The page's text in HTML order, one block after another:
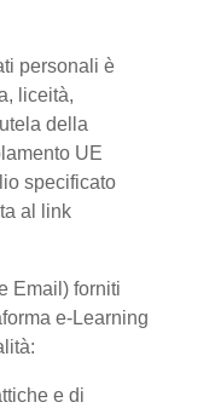
personali è
liceità,
della
UE
specificato
al link
Email) forniti
e-Learning
e di